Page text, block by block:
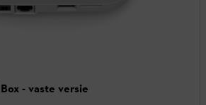
- vaste versie